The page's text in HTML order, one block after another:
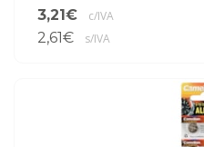
3,21€
c/IVA
2,61€ s/IVA